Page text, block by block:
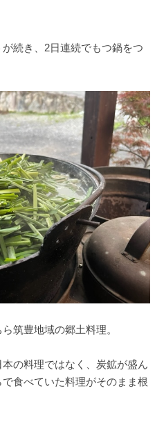
続き、2日連続でもつ鍋をつ
筑豊地域の郷土料理。
の料理ではなく、炭鉱が盛ん
食べていた料理がそのまま根